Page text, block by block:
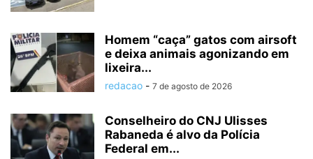
Homem “caça” gatos com airsoft
e deixa animais agonizando em
lixeira...
redacao - 7 de agosto de 2026
Conselheiro do CNJ Ulisses
Rabaneda é alvo da Polícia
Federal em...